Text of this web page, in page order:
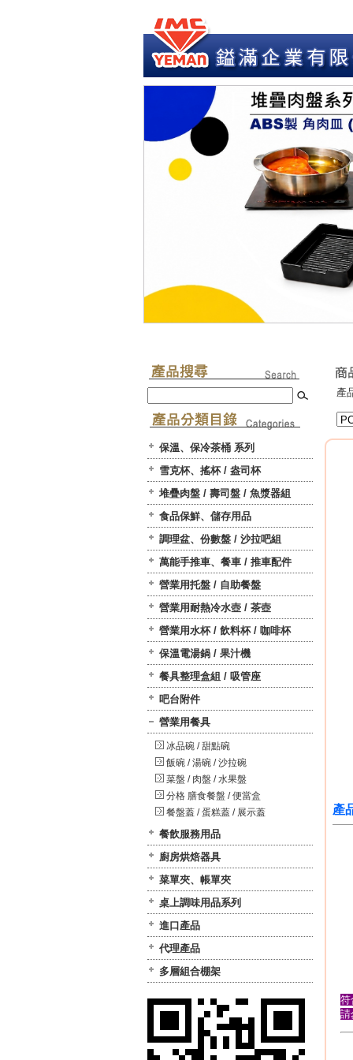
保溫、保冷茶桶 系列
雪克杯、搖杯 / 盎司杯
堆疊肉盤 / 壽司盤 / 魚漿器組
食品保鮮、儲存用品
調理盆、份數盤 / 沙拉吧組
萬能手推車、餐車 / 推車配件
營業用托盤 / 自助餐盤
營業用耐熱冷水壺 / 茶壺
營業用水杯 / 飲料杯 / 咖啡杯
保溫電湯鍋 / 果汁機
餐具整理盒組 / 吸管座
吧台附件
營業用餐具
冰品碗 / 甜點碗
飯碗 / 湯碗 / 沙拉碗
菜盤 / 肉盤 / 水果盤
分格 膳食餐盤 / 便當盒
餐盤蓋 / 蛋糕蓋 / 展示蓋
餐飲服務用品
廚房烘焙器具
菜單夾、帳單夾
桌上調味用品系列
進口產品
代理產品
多層組合棚架
產
產
符
請